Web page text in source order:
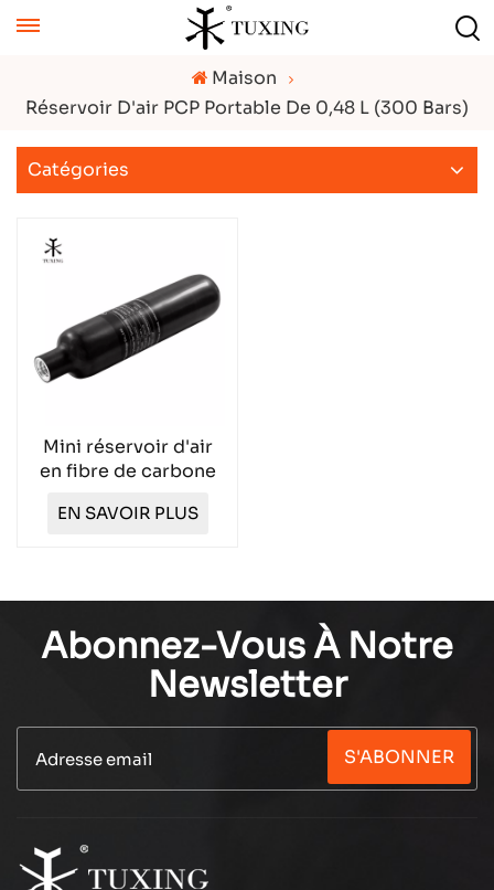
Maison
Réservoir D'air PCP Portable De 0,48 L (300 Bars)
Catégories
Mini réservoir d'air
en fibre de carbone
TXCGS048
EN SAVOIR PLUS
Abonnez-Vous À Notre
Newsletter
S'ABONNER